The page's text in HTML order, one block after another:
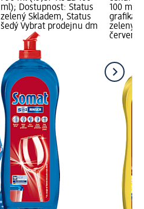
ml); Dostupnost: Status
zelený Skladem, Status
šedý Vybrat prodejnu dm
100 ml);
grafika;
zelený
červený